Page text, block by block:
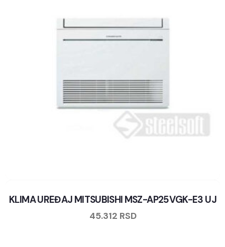
KLIMA UREĐAJ MITSUBISHI MSZ-AP25VGK-E3 UJ
45.312 RSD